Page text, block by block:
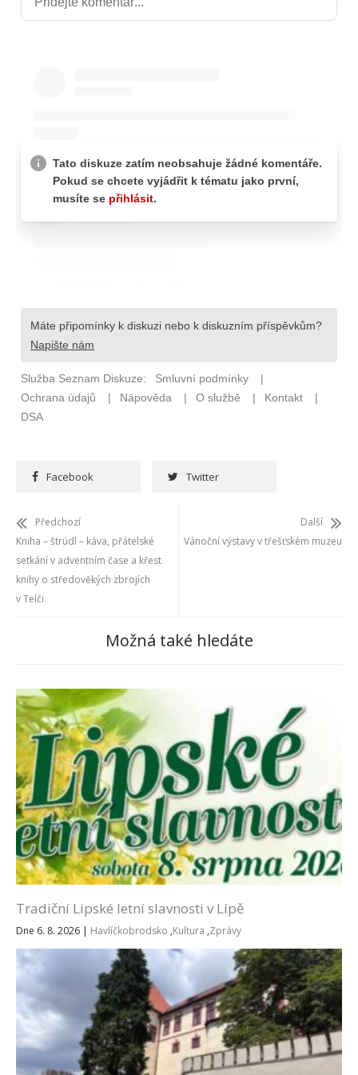
Facebook Twitter
Předchozí
Kniha – štrúdl – káva, přátelské
setkání v adventním čase a křest
knihy o středověkých zbrojích
v Telči
Další
Vánoční výstavy v třešťském muzeu
Možná také hledáte
Tradiční Lipské letní slavnosti v Lípě
Dne 6. 8. 2026 | Havlíčkobrodsko ,Kultura ,Zprávy